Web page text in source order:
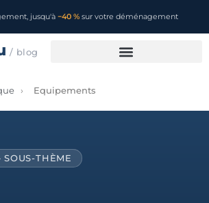
jusqu'à −40 %sur votre déménagement
/ blog
› Equipements
SOUS-THÈME